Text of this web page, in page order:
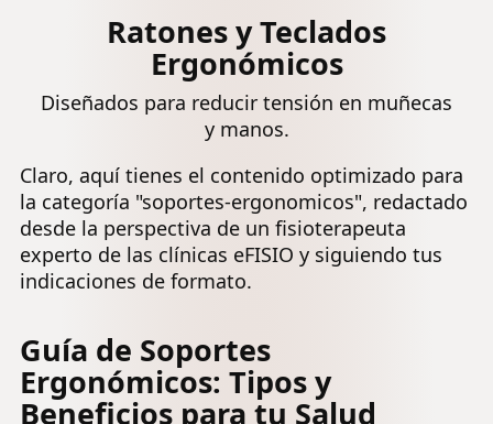
Ratones y Teclados
Ergonómicos
Diseñados para reducir tensión en muñecas
y manos.
Claro, aquí tienes el contenido optimizado para
la categoría "soportes-ergonomicos", redactado
desde la perspectiva de un fisioterapeuta
experto de las clínicas eFISIO y siguiendo tus
indicaciones de formato.
Guía de Soportes
Ergonómicos: Tipos y
Beneficios para tu Salud